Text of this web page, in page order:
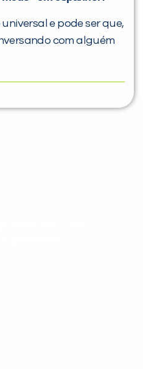
e pode ser que,
com alguém